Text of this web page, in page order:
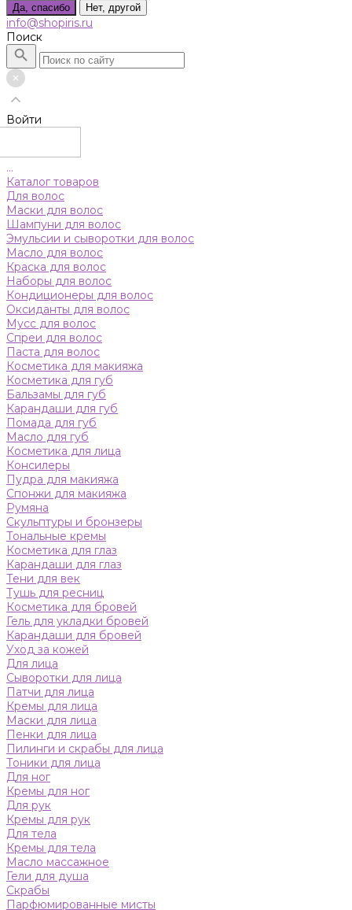
Да, спасибо Нет, другой
info@shopiris.ru
Поиск
Войти
...
Каталог товаров
Для волос
Маски для волос
Шампуни для волос
Эмульсии и сыворотки для волос
Масло для волос
Краска для волос
Наборы для волос
Кондиционеры для волос
Оксиданты для волос
Мусс для волос
Спреи для волос
Паста для волос
Косметика для макияжа
Косметика для губ
Бальзамы для губ
Карандаши для губ
Помада для губ
Масло для губ
Косметика для лица
Консилеры
Пудра для макияжа
Спонжи для макияжа
Румяна
Скульптуры и бронзеры
Тональные кремы
Косметика для глаз
Карандаши для глаз
Тени для век
Тушь для ресниц
Косметика для бровей
Гель для укладки бровей
Карандаши для бровей
Уход за кожей
Для лица
Сыворотки для лица
Патчи для лица
Кремы для лица
Маски для лица
Пенки для лица
Пилинги и скрабы для лица
Тоники для лица
Для ног
Кремы для ног
Для рук
Кремы для рук
Для тела
Кремы для тела
Масло массажное
Гели для душа
Скрабы
Парфюмированные мисты